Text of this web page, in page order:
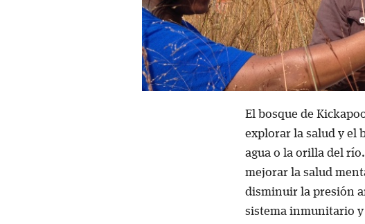
El bosque de
explorar la salud y el
agua o la orilla del
mejorar la salud
disminuir la presión
sistema inmunitario